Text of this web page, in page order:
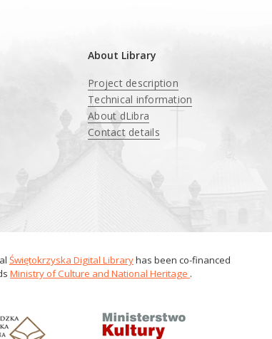
About Library
Project description
Technical information
About dLibra
Contact details
Świętokrzyska Digital Libraryhas been co-financed
Ministry of Culture and National Heritage .